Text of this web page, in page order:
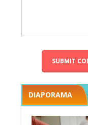
DIAPORAMA